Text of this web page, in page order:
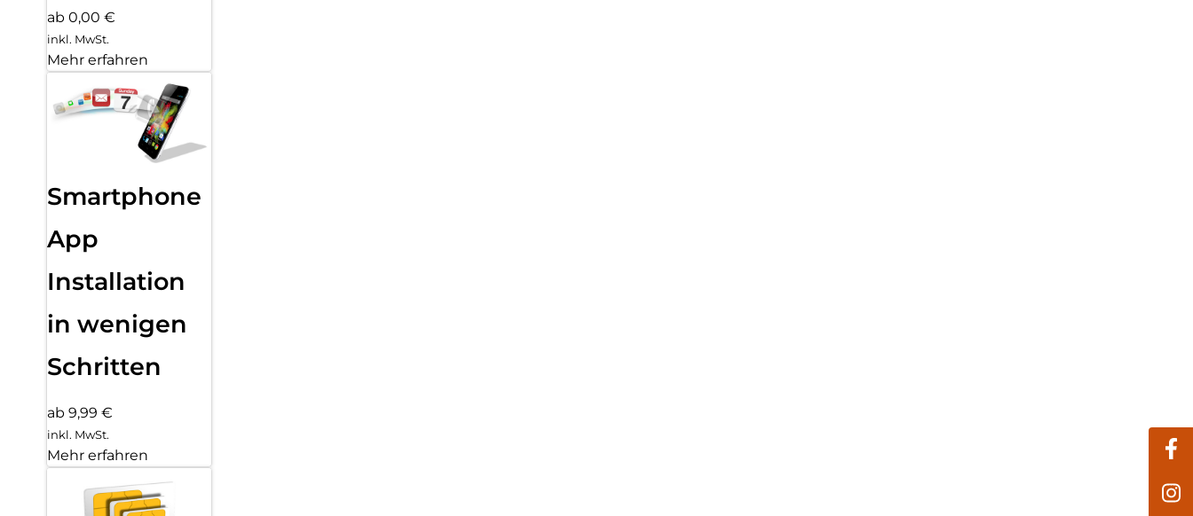
ab 0,00 €
inkl. MwSt.
Mehr erfahren
Smartphone
App
Installation
in wenigen
Schritten
ab 9,99 €
inkl. MwSt.
Mehr erfahren